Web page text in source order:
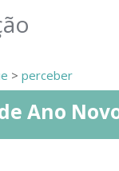
> perceber
Ano